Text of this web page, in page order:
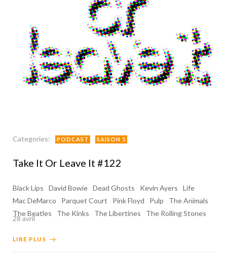
Categories: PODCAST SAISON 5
Take It Or Leave It #122
Black Lips David Bowie Dead Ghosts Kevin Ayers
Life
Mac DeMarco
Parquet Court Pink Floyd Pulp
The Animals
The Beatles
The Kinks The Libertines The Rolling Stones
28 avril
LIRE PLUS